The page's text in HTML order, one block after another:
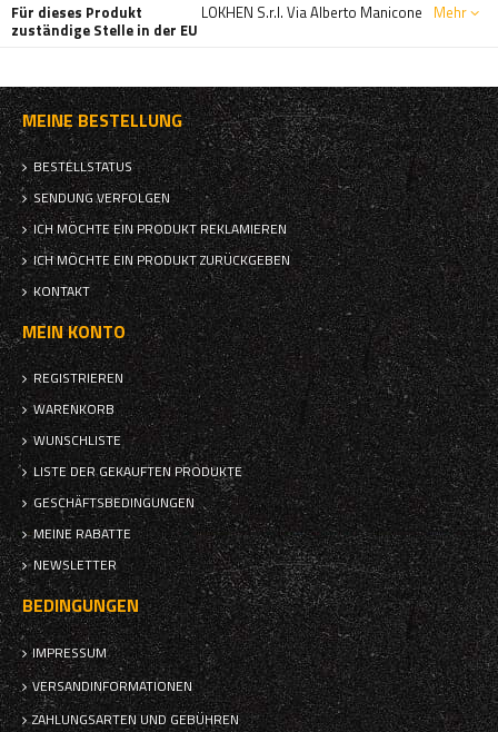
Für dieses Produkt
zuständige Stelle in der EU
LOKHEN S.r.l. Via Alberto Manicone Mehr
MEINE BESTELLUNG
BESTELLSTATUS
SENDUNG VERFOLGEN
ICH MÖCHTE EIN PRODUKT REKLAMIEREN
ICH MÖCHTE EIN PRODUKT ZURÜCKGEBEN
KONTAKT
MEIN KONTO
REGISTRIEREN
WARENKORB
WUNSCHLISTE
LISTE DER GEKAUFTEN PRODUKTE
GESCHÄFTSBEDINGUNGEN
MEINE RABATTE
NEWSLETTER
BEDINGUNGEN
IMPRESSUM
VERSANDINFORMATIONEN
ZAHLUNGSARTEN UND GEBÜHREN